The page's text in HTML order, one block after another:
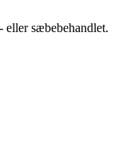
eller sæbebehandlet.